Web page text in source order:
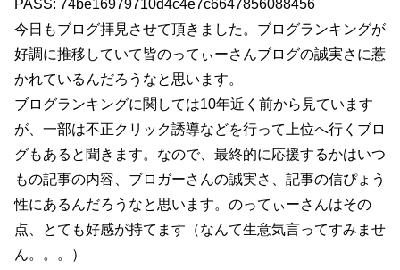
PASS: 74be16979710d4c4e7c6647856088456
今日もブログ拝見させて頂きました。ブログランキングが
好調に推移していて皆のってぃーさんブログの誠実さに惹
かれているんだろうなと思います。
ブログランキングに関しては10年近く前から見ています
が、一部は不正クリック誘導などを行って上位へ行くブロ
グもあると聞きます。なので、最終的に応援するかはいつ
もの記事の内容、ブロガーさんの誠実さ、記事の信ぴょう
性にあるんだろうなと思います。のってぃーさんはその
点、とても好感が持てます（なんて生意気言ってすみませ
ん。。。）